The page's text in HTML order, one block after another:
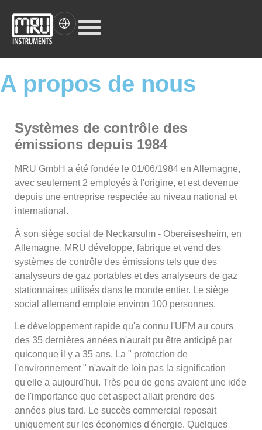
A propos de nous
Systèmes de contrôle des
émissions depuis 1984
MRU GmbH a été fondée le 01/06/1984 en Allemagne,
avec seulement 2 employés à l'origine, et est devenue
depuis une entreprise respectée au niveau national et
international.
À son siège social de Neckarsulm - Obereisesheim, en
Allemagne, MRU développe, fabrique et vend des
systèmes de contrôle des émissions tels que des
analyseurs de gaz portables et des analyseurs de gaz
stationnaires utilisés dans le monde entier. Le siège
social allemand emploie environ 100 personnes.
Le développement rapide qu'a connu l'UFM au cours
des 35 dernières années n'aurait pu être anticipé par
quiconque il y a 35 ans. La " protection de
l'environnement " n'avait de loin pas la signification
qu'elle a aujourd'hui. Très peu de gens avaient une idée
de l'importance que cet aspect allait prendre des
années plus tard. Le succès commercial reposait
uniquement sur les économies d'énergie. Quelques